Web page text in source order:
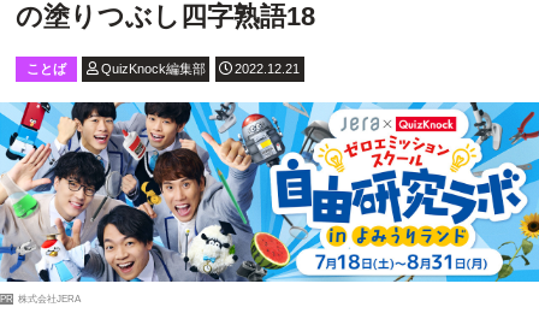
の塗りつぶし四字熟語18
ことば QuizKnock編集部 2022.12.21
PR 株式会社JERA